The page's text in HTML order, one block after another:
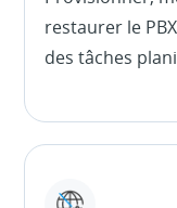
restaurer le
des tâches